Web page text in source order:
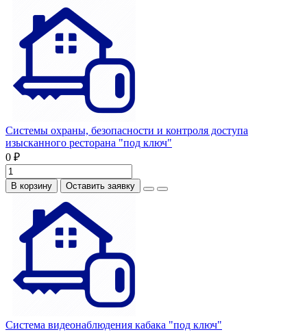
Системы охраны, безопасности и контроля доступа
изысканного ресторана "под ключ"
0 ₽
В корзину Оставить заявку
Система видеонаблюдения кабака "под ключ"